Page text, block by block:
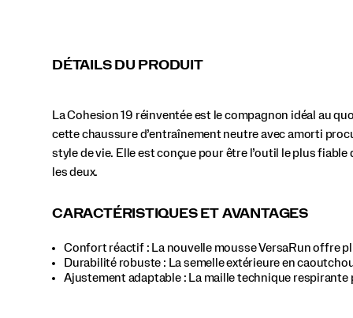
vie.
Elle
pour
être
l’outil
le
plus
de
votre
—
prête
pour
DÉTAILS DU PRODUIT
La Cohesion 19 réinventée est le compagnon idéal au
cette chaussure d’entraînement neutre avec amorti
style de vie. Elle est conçue pour être l’outil le plus
les deux.
CARACTÉRISTIQUES ET AVANTAGES
Confort réactif : La nouvelle mousse VersaRun offre
Durabilité robuste : La semelle extérieure en
Ajustement adaptable : La maille technique